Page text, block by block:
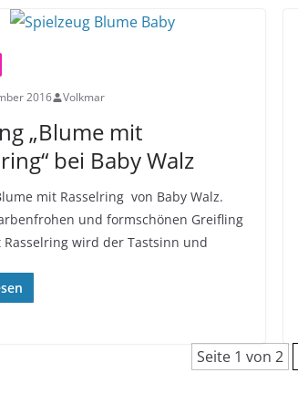
2016 Volkmar
„Blume mit
bei Baby Walz
mit Rasselring von Baby Walz.
und formschönen Greifling
Rasselring wird der Tastsinn und
Seite 1 von 2